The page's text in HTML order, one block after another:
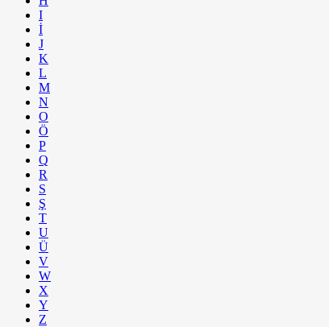
I
İ
J
K
L
M
N
O
Ö
P
Q
R
S
Ş
T
U
Ü
V
W
X
Y
Z